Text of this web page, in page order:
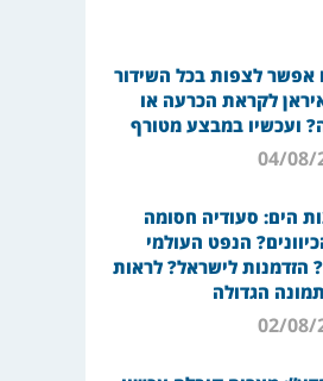
אפשר לצפות בכל השידור
לקראת הכרעה או
ועכשיו במבצע מטורף
הים: סעודיה חסומה
הנפט העולמי
הזדמנות לישראל? לראות
הגדולה